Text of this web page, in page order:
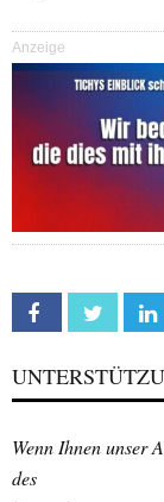
Anzeige
Facebook Twitter
Wenn Ihnen unser
des